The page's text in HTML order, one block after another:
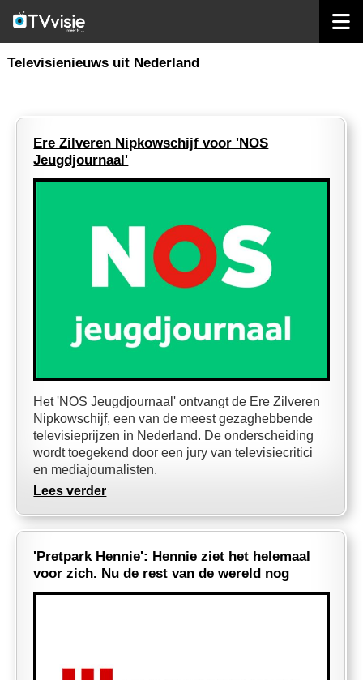
nieuws nederland
Televisienieuws uit Nederland
Ere Zilveren Nipkowschijf voor 'NOS
Jeugdjournaal'
Het 'NOS Jeugdjournaal' ontvangt de Ere Zilveren
Nipkowschijf, een van de meest gezaghebbende
televisieprijzen in Nederland. De onderscheiding
wordt toegekend door een jury van televisiecritici
en mediajournalisten.
Lees verder
'Pretpark Hennie': Hennie ziet het helemaal
voor zich. Nu de rest van de wereld nog